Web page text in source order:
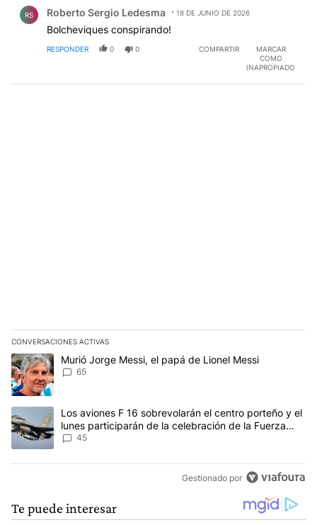
RS Roberto Sergio Ledesma 18 DE JUNIO DE 2026
Bolcheviques conspirando!
RESPONDER 0 0 COMPARTIR
MARCAR
COMO
INAPROPIADO
CONVERSACIONES ACTIVAS
Este listado muestra los artículos con más comentarios en los
Un artículo de tendencia con el título "Murió Jorge Messi, el
Murió Jorge Messi, el papá de Lionel Messi
65
Un artículo de tendencia con el título "Los aviones F 16
Los aviones F 16 sobrevolarán el centro porteño y el
lunes participarán de la celebración de la Fuerza
Aérea
45
Gestionado por